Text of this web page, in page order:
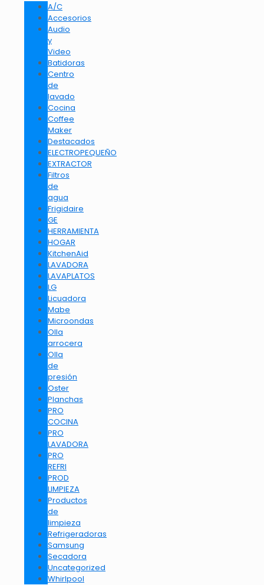
A/C
Accesorios
Audio
y
Video
Batidoras
Centro
de
lavado
Cocina
Coffee
Maker
Destacados
ELECTROPEQUEÑO
EXTRACTOR
Filtros
de
agua
Frigidaire
GE
HERRAMIENTA
HOGAR
KitchenAid
LAVADORA
LAVAPLATOS
LG
Licuadora
Mabe
Microondas
Olla
arrocera
Olla
de
presión
Oster
Planchas
PRO
COCINA
PRO
LAVADORA
PRO
REFRI
PROD
LIMPIEZA
Productos
de
limpieza
Refrigeradoras
Samsung
Secadora
Uncategorized
Whirlpool